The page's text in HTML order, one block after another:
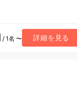
/ 1名 〜 詳細を見る